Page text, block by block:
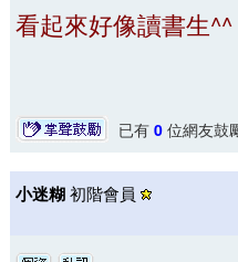
看起來好像讀書生^^
已有 0位網友鼓
小迷糊初階會員